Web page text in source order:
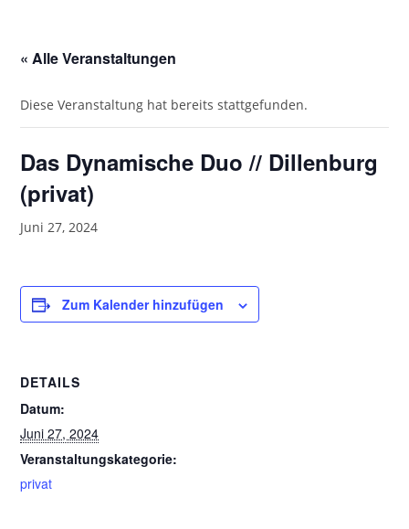
« Alle Veranstaltungen
Diese Veranstaltung hat bereits stattgefunden.
Das Dynamische Duo // Dillenburg
(privat)
Juni 27, 2024
Zum Kalender hinzufügen
DETAILS
Datum:
Juni 27, 2024
Veranstaltungskategorie:
privat